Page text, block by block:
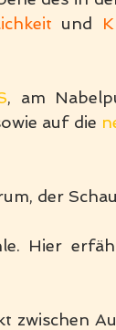
und
auf die
der
Hier
zwischen